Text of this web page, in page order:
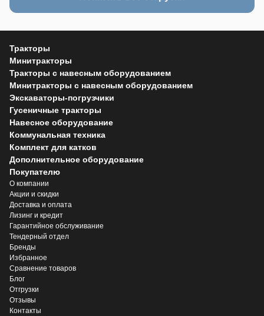
Тракторы
Минитракторы
Тракторы с навесным оборудованием
Минитракторы с навесным оборудованием
Экскаваторы-погрузчики
Гусеничные тракторы
Навесное оборудование
Коммунальная техника
Комплект для катков
Дополнительное оборудование
Покупателю
О компании
Акции и скидки
Доставка и оплата
Лизинг и кредит
Гарантийное обслуживание
Тендерный отдел
Бренды
Избранное
Сравнение товаров
Блог
Отгрузки
Отзывы
Контакты